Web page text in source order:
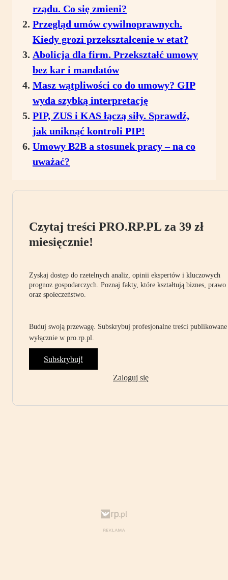
rządu. Co się zmieni?
Przegląd umów cywilnoprawnych.
Kiedy grozi przekształcenie w etat?
Abolicja dla firm. Przekształć umowy
bez kar i mandatów
Masz wątpliwości co do umowy? GIP
wyda szybką interpretację
PIP, ZUS i KAS łączą siły. Sprawdź,
jak uniknąć kontroli PIP!
Umowy B2B a stosunek pracy – na co
uważać?
Czytaj treści PRO.RP.PL za 39 zł
miesięcznie!
Zyskaj dostęp do rzetelnych analiz, opinii ekspertów i kluczowych
prognoz gospodarczych. Poznaj fakty, które kształtują biznes, prawo
oraz społeczeństwo.
Buduj swoją przewagę. Subskrybuj profesjonalne treści publikowane
wyłącznie w pro.rp.pl.
Subskrybuj!
Zaloguj się